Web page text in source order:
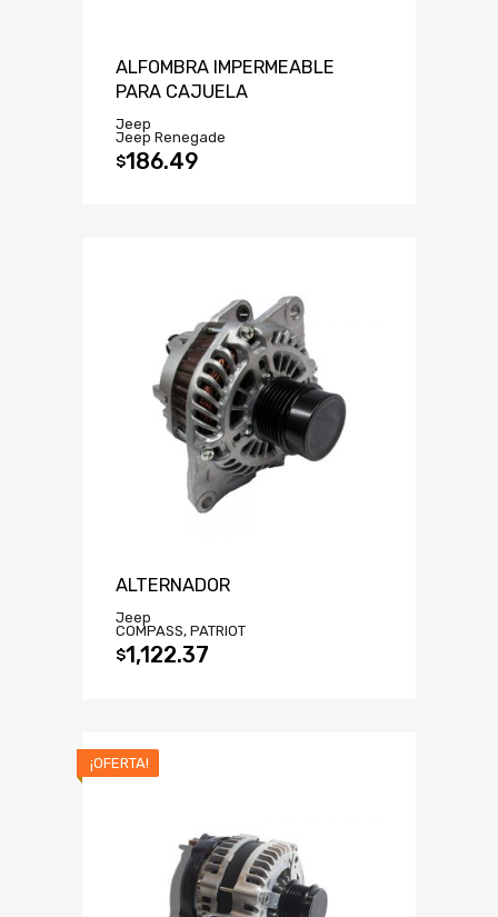
ALFOMBRA IMPERMEABLE
PARA CAJUELA
Jeep
Jeep Renegade
$186.49
ALTERNADOR
Jeep
COMPASS, PATRIOT
$1,122.37
¡OFERTA!